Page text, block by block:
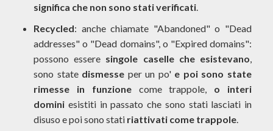
significa che non sono stati verificati.
Recycled: anche chiamate "Abandoned" o "Dead
addresses" o "Dead domains", o "Expired domains":
possono essere singole caselle che esistevano,
sono state dismesse per un po' e poi sono state
rimesse in funzionecome trappole, o interi
domini esistiti in passato che sono stati lasciati in
disuso e poi sono stati riattivati come trappole.